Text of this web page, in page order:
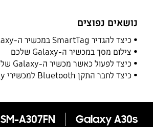
נושאים נפוצים
כיצד להגדיר SmartTag במכשיר ה-Galaxy שלכם?
צילום מסך במכשיר ה-Galaxy שלכם
כיצד לפעול כאשר מכשיר ה-Galaxy שלכם מתחמם?
כיצד לחבר התקן Bluetooth למכשירי Galaxy?
Galaxy A30s
SM-A307FN